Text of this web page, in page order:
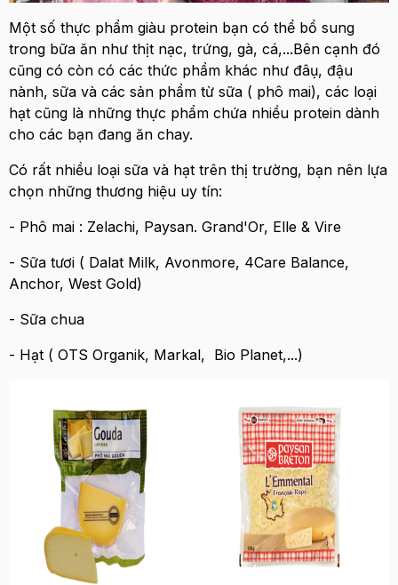
Một số thực phẩm giàu protein bạn có thể bổ sung
trong bữa ăn như thịt nạc, trứng, gà, cá,...Bên cạnh đó
cũng có còn có các thức phẩm khác như đâụ, đậu
nành, sữa và các sản phẩm từ sữa ( phô mai), các loại
hạt cũng là những thực phẩm chứa nhiều protein dành
cho các bạn đang ăn chay.
Có rất nhiều loại sữa và hạt trên thị trường, bạn nên lựa
chọn những thương hiệu uy tín:
- Phô mai : Zelachi, Paysan. Grand'Or, Elle & Vire
- Sữa tươi ( Dalat Milk, Avonmore, 4Care Balance,
Anchor, West Gold)
- Sữa chua
- Hạt ( OTS Organik, Markal, Bio Planet,...)